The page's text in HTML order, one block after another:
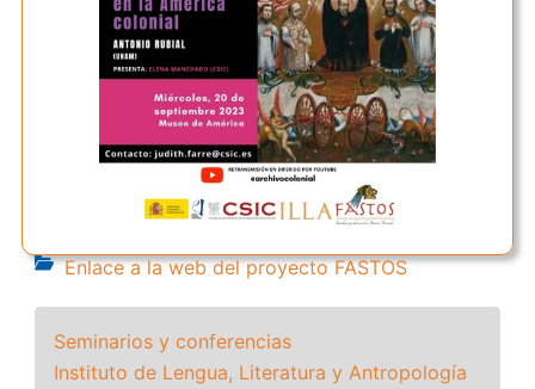
Enlace a la web del proyecto FASTOS
Seminarios y conferencias
Instituto de Lengua, Literatura y Antropología